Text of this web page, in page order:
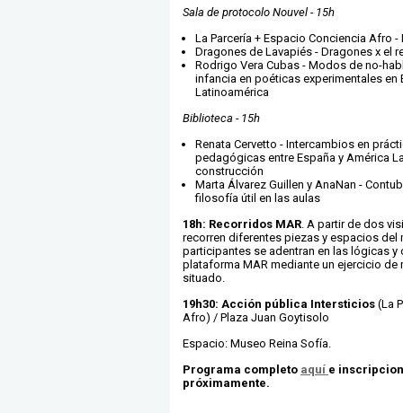
Sala de protocolo Nouvel - 15h
La Parcería + Espacio Conciencia Afro
Dragones de Lavapiés - Dragones x el
Rodrigo Vera Cubas - Modos de no-
infancia en poéticas experimentales en
Latinoamérica
Biblioteca - 15h
Renata Cervetto - Intercambios en
pedagógicas entre España y América
construcción
Marta Álvarez Guillen y AnaNan -
filosofía útil en las aulas
18h: Recorridos MAR. A partir de dos
recorren diferentes piezas y espacios del
participantes se adentran en las lógicas y
plataforma MAR mediante un ejercicio de
situado.
19h30: Acción pública Intersticios (La
Afro) / Plaza Juan Goytisolo
Espacio: Museo Reina Sofía.
Programa completo aquí e
próximamente.